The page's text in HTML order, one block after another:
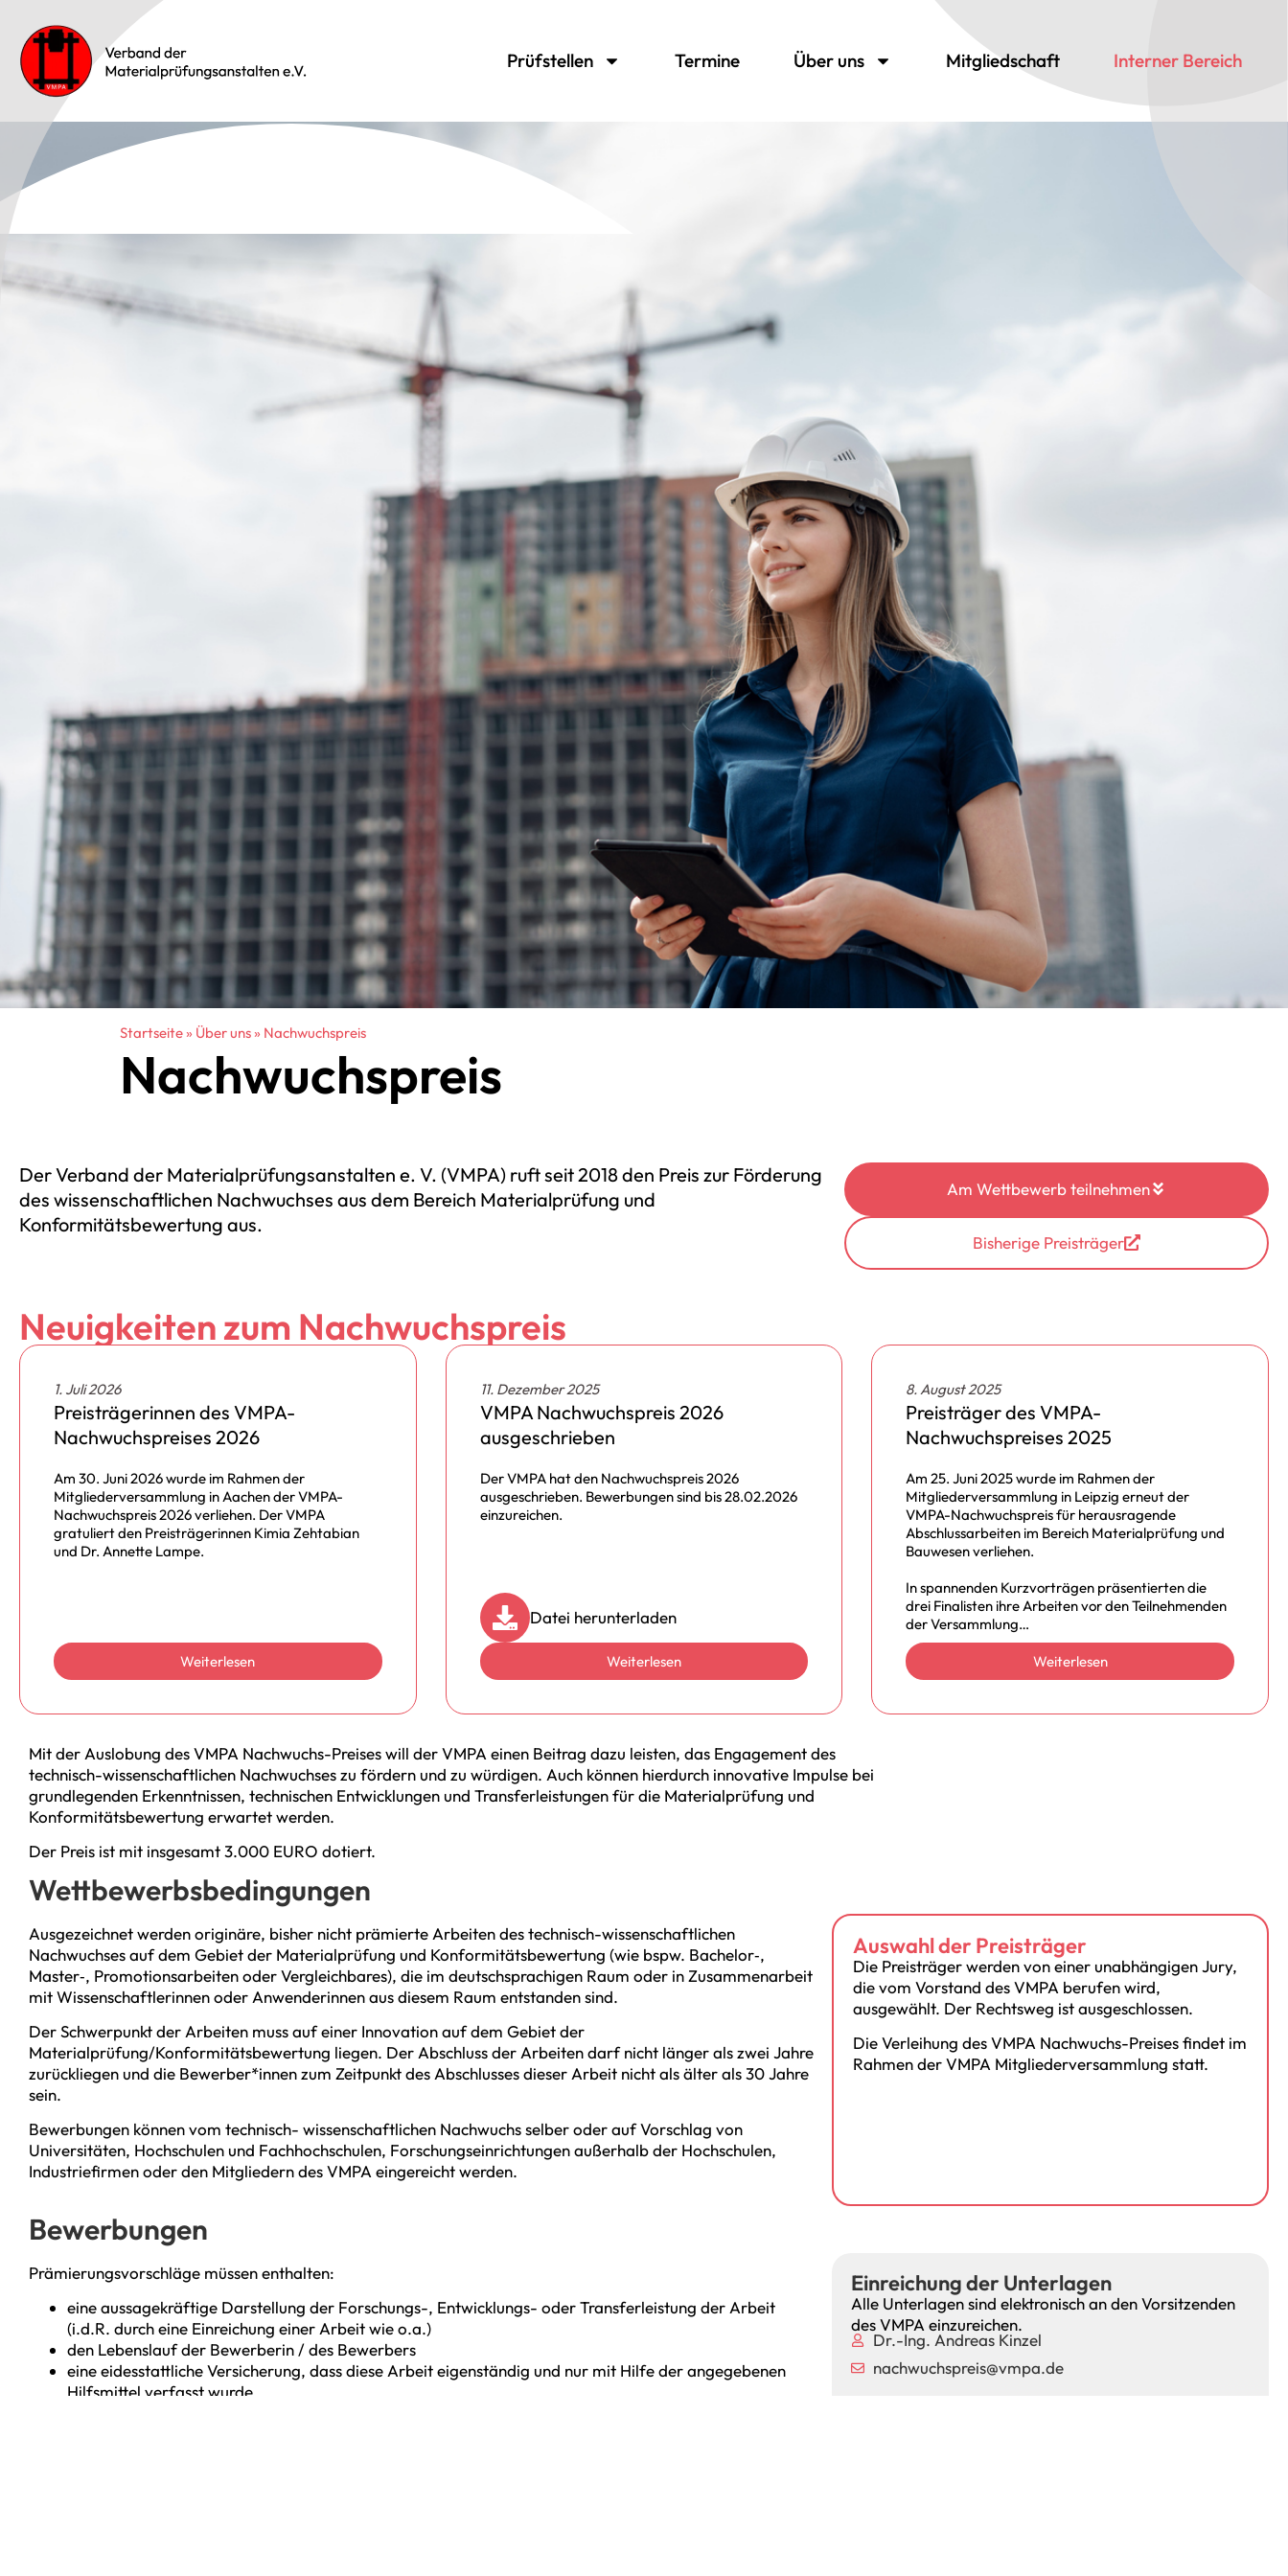
Prüfstellen Termine Über uns Mitgliedschaft Interner Bereich
Startseite» Über uns» Nachwuchspreis
Nachwuchspreis
Der Verband der Materialprüfungsanstalten e. V. (VMPA) ruft seit 2018 den Preis zur Förderung
des wissenschaftlichen Nachwuchses aus dem Bereich Materialprüfung und
Konformitätsbewertung aus.
Am Wettbewerb teilnehmen
Bisherige Preisträger
Neuigkeiten zum Nachwuchspreis
1. Juli 2026
Preisträgerinnen des VMPA-
Nachwuchspreises 2026
Am 30. Juni 2026 wurde im Rahmen der
Mitgliederversammlung in Aachen der VMPA-
Nachwuchspreis 2026 verliehen. Der VMPA
gratuliert den Preisträgerinnen Kimia Zehtabian
und Dr. Annette Lampe.
Weiterlesen
11. Dezember 2025
VMPA Nachwuchspreis 2026
ausgeschrieben
Der VMPA hat den Nachwuchspreis 2026
ausgeschrieben. Bewerbungen sind bis 28.02.2026
einzureichen.
Datei herunterladen
Weiterlesen
8. August 2025
Preisträger des VMPA-
Nachwuchspreises 2025
Am 25. Juni 2025 wurde im Rahmen der
Mitgliederversammlung in Leipzig erneut der
VMPA-Nachwuchspreis für herausragende
Abschlussarbeiten im Bereich Materialprüfung und
Bauwesen verliehen.
In spannenden Kurzvorträgen präsentierten die
drei Finalisten ihre Arbeiten vor den Teilnehmenden
der Versammlung…
Weiterlesen
Mit der Auslobung des VMPA Nachwuchs-Preises will der VMPA einen Beitrag dazu leisten, das Engagement des
technisch-wissenschaftlichen Nachwuchses zu fördern und zu würdigen. Auch können hierdurch innovative Impulse bei
grundlegenden Erkenntnissen, technischen Entwicklungen und Transferleistungen für die Materialprüfung und
Konformitätsbewertung erwartet werden.
Der Preis ist mit insgesamt 3.000 EURO dotiert.
Wettbewerbsbedingungen
Ausgezeichnet werden originäre, bisher nicht prämierte Arbeiten des technisch-wissenschaftlichen
Nachwuchses auf dem Gebiet der Materialprüfung und Konformitätsbewertung (wie bspw. Bachelor‐,
Master‐, Promotionsarbeiten oder Vergleichbares), die im deutschsprachigen Raum oder in Zusammenarbeit
mit Wissenschaftlerinnen oder Anwenderinnen aus diesem Raum entstanden sind.
Der Schwerpunkt der Arbeiten muss auf einer Innovation auf dem Gebiet der
Materialprüfung/Konformitätsbewertung liegen. Der Abschluss der Arbeiten darf nicht länger als zwei Jahre
zurückliegen und die Bewerber*innen zum Zeitpunkt des Abschlusses dieser Arbeit nicht als älter als 30 Jahre
sein.
Bewerbungen können vom technisch- wissenschaftlichen Nachwuchs selber oder auf Vorschlag von
Universitäten, Hochschulen und Fachhochschulen, Forschungseinrichtungen außerhalb der Hochschulen,
Industriefirmen oder den Mitgliedern des VMPA eingereicht werden.
Auswahl der Preisträger
Die Preisträger werden von einer unabhängigen Jury,
die vom Vorstand des VMPA berufen wird,
ausgewählt. Der Rechtsweg ist ausgeschlossen.
Die Verleihung des VMPA Nachwuchs-Preises findet im
Rahmen der VMPA Mitgliederversammlung statt.
Bewerbungen
Prämierungsvorschläge müssen enthalten:
eine aussagekräftige Darstellung der Forschungs-, Entwicklungs- oder Transferleistung der Arbeit
(i.d.R. durch eine Einreichung einer Arbeit wie o.a.)
den Lebenslauf der Bewerberin / des Bewerbers
eine eidesstattliche Versicherung, dass diese Arbeit eigenständig und nur mit Hilfe der angegebenen
Hilfsmittel verfasst wurde
Einreichung der Unterlagen
Alle Unterlagen sind elektronisch an den Vorsitzenden
des VMPA einzureichen.
Dr.-Ing. Andreas Kinzel
nachwuchspreis@vmpa.de